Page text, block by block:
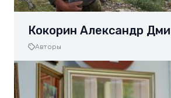
Кокорин Александр
Авторы